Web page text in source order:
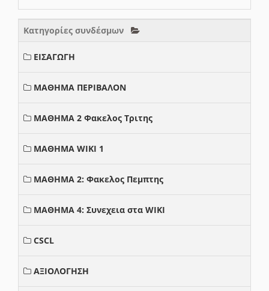
Κατηγορίες συνδέσμων
ΕΙΣΑΓΩΓΗ
ΜΑΘΗΜΑ ΠΕΡΙΒΑΛΟΝ
ΜΑΘΗΜΑ 2 Φακελος Τριτης
ΜΑΘΗΜΑ WIKI 1
ΜΑΘΗΜΑ 2: Φακελος Πεμπτης
ΜΑΘΗΜΑ 4: Συνεχεια στα WIKI
CSCL
ΑΞΙΟΛΟΓΗΣΗ